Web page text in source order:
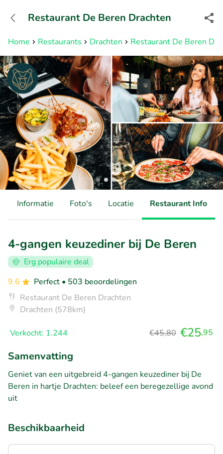
Bereikbaar tot 23:00 uur
Home Restaurants Drachten Restaurant De Beren
Restaurant De Beren Drachten
Informatie Foto's Locatie Restaurant Info
4-gangen keuzediner bij De Beren
Erg populaire deal
9.6
Perfect • 503 beoordelingen
Restaurant De Beren Drachten
Drachten (578km)
Verkocht: 1.244 €45,80 €25,95
Samenvatting
Geniet van een uitgebreid 4-gangen keuzediner bij De
Beren in hartje Drachten: beleef een beregezellige avond
uit
Beschikbaarheid